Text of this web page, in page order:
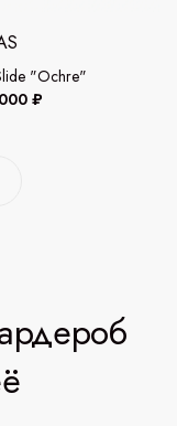
"Ochre"
₽